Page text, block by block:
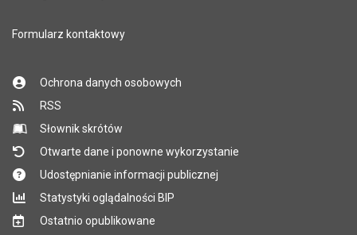
Formularz kontaktowy
Ochrona danych osobowych
RSS
Słownik skrótów
Otwarte dane i ponowne wykorzystanie
Udostępnianie informacji publicznej
Statystyki oglądalności BIP
Ostatnio opublikowane